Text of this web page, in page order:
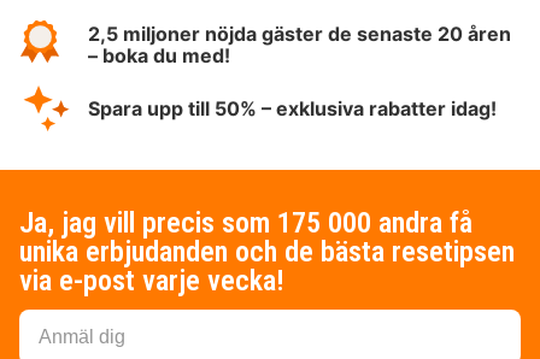
2,5 miljoner nöjda gäster de senaste 20 åren
– boka du med!
Spara upp till 50% – exklusiva rabatter idag!
Ja, jag vill precis som 175 000 andra få
unika erbjudanden och de bästa resetipsen
via e-post varje vecka!